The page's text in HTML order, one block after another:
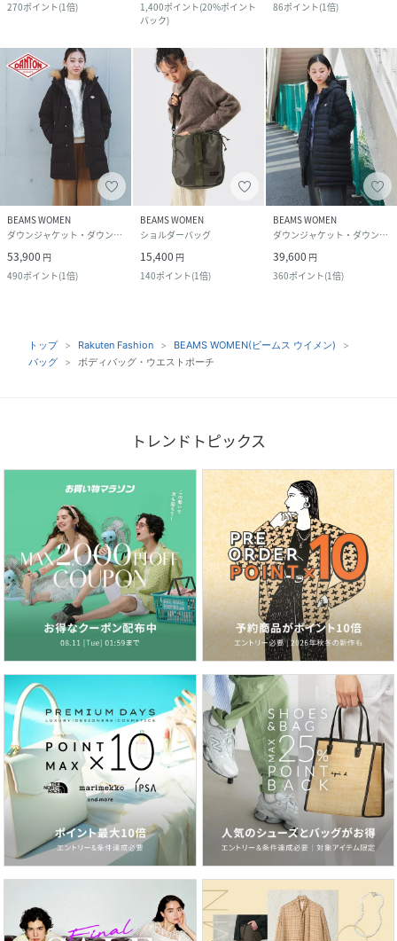
270ポイント(1倍) 1,400ポイント(20%ポイント
バック)
86ポイント(1倍)
BEAMS WOMEN
ダウンジャケット・ダウンベスト
53,900 円
490ポイント(1倍)
BEAMS WOMEN
ショルダーバッグ
15,400 円
140ポイント(1倍)
BEAMS WOMEN
ダウンジャケット・ダウンベスト
39,600 円
360ポイント(1倍)
トップ Rakuten Fashion
BEAMS WOMEN(ビームス ウイメン)
バッグ
ボディバッグ・ウエストポーチ
トレンドトピックス